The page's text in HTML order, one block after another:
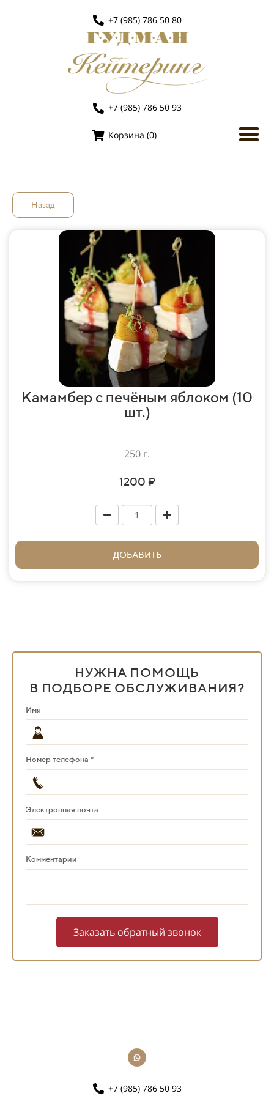
+7 (985) 786 50 80
+7 (985) 786 50 93
Корзина (0)
Назад
Камамбер с печёным яблоком (10
шт.)
250 г.
1200 ₽
ДОБАВИТЬ
НУЖНА ПОМОЩЬ
В ПОДБОРЕ ОБСЛУЖИВАНИЯ?
Имя
Номер телефона *
Электронная почта
Комментарии
Заказать обратный звонок
+7 (985) 786 50 93